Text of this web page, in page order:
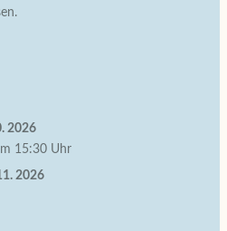
2026
15:30 Uhr
2026